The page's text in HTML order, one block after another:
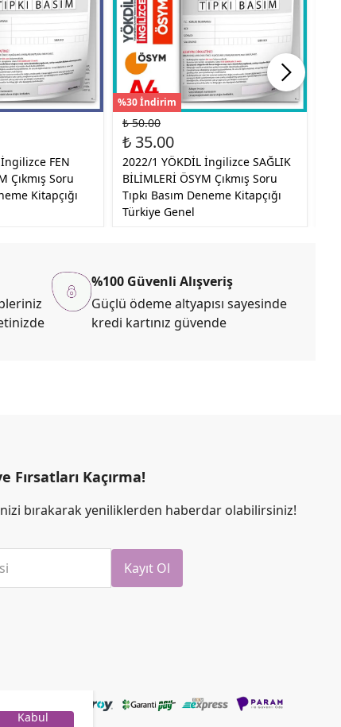
Kabul
FEN
Çıkmış Soru
Kitapçığı
%30 İndirim
₺ 50.00
₺ 35.00
2022/1 YÖKDİL İngilizce SAĞLIK
BİLİMLERİ ÖSYM Çıkmış Soru
Tıpkı Basım Deneme Kitapçığı
Türkiye Genel
%100 Güvenli Alışveriş
Güçlü ödeme altyapısı sayesinde
kredi kartınız güvende
Fırsatları Kaçırma!
bırakarak yeniliklerden haberdar olabilirsiniz!
Kayıt Ol